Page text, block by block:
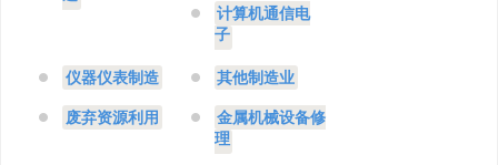
计算机通信电
子
仪器仪表制造 其他制造业
废弃资源利用 金属机械设备修
理